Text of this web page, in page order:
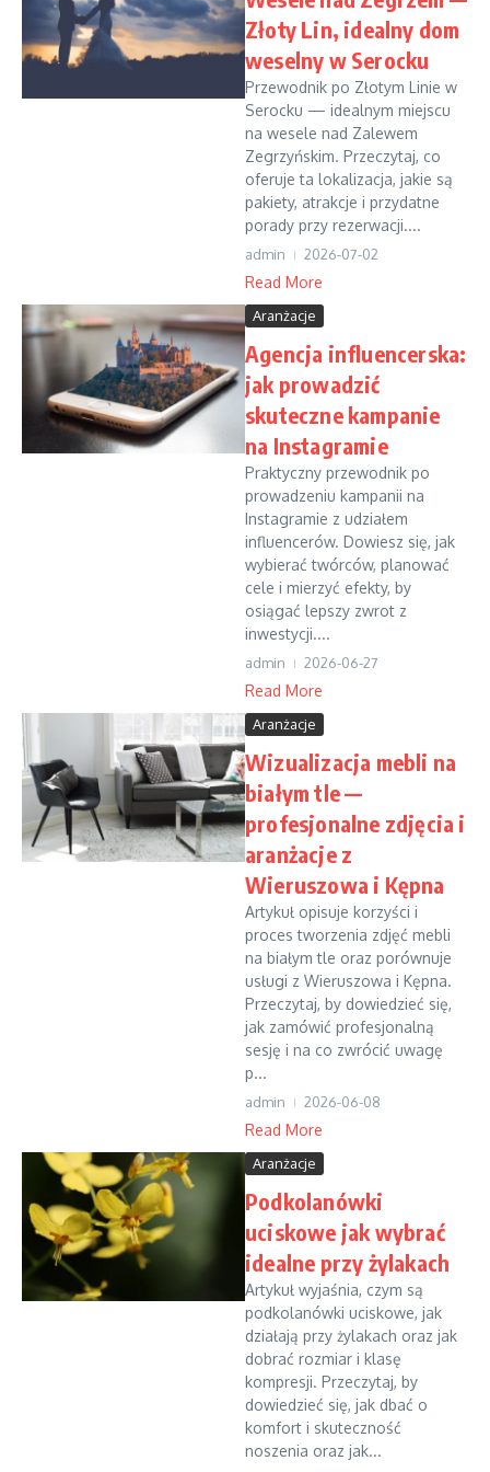
Złoty Lin, idealny dom
weselny w Serocku
Przewodnik po Złotym Linie w
Serocku — idealnym miejscu
na wesele nad Zalewem
Zegrzyńskim. Przeczytaj, co
oferuje ta lokalizacja, jakie są
pakiety, atrakcje i przydatne
porady przy rezerwacji....
admin 2026-07-02
Read More
Aranżacje
Agencja influencerska:
jak prowadzić
skuteczne kampanie
na Instagramie
Praktyczny przewodnik po
prowadzeniu kampanii na
Instagramie z udziałem
influencerów. Dowiesz się, jak
wybierać twórców, planować
cele i mierzyć efekty, by
osiągać lepszy zwrot z
inwestycji....
admin 2026-06-27
Read More
Aranżacje
Wizualizacja mebli na
białym tle —
profesjonalne zdjęcia i
aranżacje z
Wieruszowa i Kępna
Artykuł opisuje korzyści i
proces tworzenia zdjęć mebli
na białym tle oraz porównuje
usługi z Wieruszowa i Kępna.
Przeczytaj, by dowiedzieć się,
jak zamówić profesjonalną
sesję i na co zwrócić uwagę
p...
admin 2026-06-08
Read More
Aranżacje
Podkolanówki
uciskowe jak wybrać
idealne przy żylakach
Artykuł wyjaśnia, czym są
podkolanówki uciskowe, jak
działają przy żylakach oraz jak
dobrać rozmiar i klasę
kompresji. Przeczytaj, by
dowiedzieć się, jak dbać o
komfort i skuteczność
noszenia oraz jak...